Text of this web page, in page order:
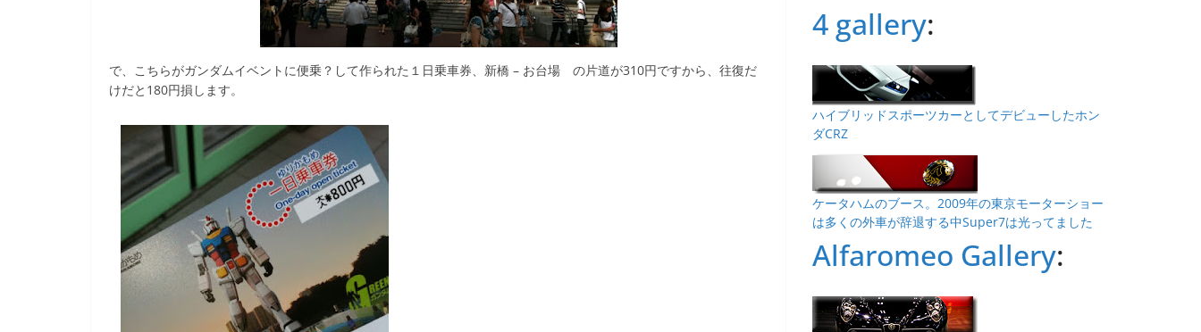
で、こちらがガンダムイベントに便乗？して作られた１日乗車券、新橋 – お台場 の片道が310円ですから、往復だ
けだと180円損します。
4 gallery:
ハイブリッドスポーツカーとしてデビューしたホン
ダCRZ
ケータハムのブース。2009年の東京モーターショー
は多くの外車が辞退する中Super7は光ってました
Alfaromeo Gallery: